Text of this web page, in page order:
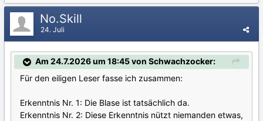
No.Skill
24. Juli
Am 24.7.2026 um 18:45 von Schwachzocker:
Für den eiligen Leser fasse ich zusammen:
Erkenntnis Nr. 1: Die Blase ist tatsächlich da.
Erkenntnis Nr. 2: Diese Erkenntnis nützt niemanden etwas,